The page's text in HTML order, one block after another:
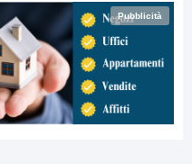
Pubblicità